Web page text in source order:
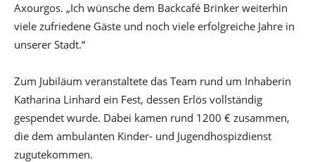
Axourgos. „Ich wünsche dem Backcafé Brinker weiterhin
viele zufriedene Gäste und noch viele erfolgreiche Jahre in
unserer Stadt.“
Zum Jubiläum veranstaltete das Team rund um Inhaberin
Katharina Linhard ein Fest, dessen Erlös vollständig
gespendet wurde. Dabei kamen rund 1200 € zusammen,
die dem ambulanten Kinder- und Jugendhospizdienst
zugutekommen.